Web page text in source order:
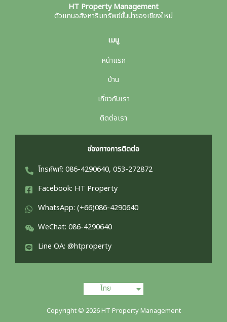
HT Property Management
ตัวแทนอสังหาริมทรัพย์ชั้นนำของเชียงใหม่
เมนู
หน้าแรก
บ้าน
เกี่ยวกับเรา
ติดต่อเรา
ช่องทางการติดต่อ
โทรศัพท์: 086-4290640, 053-272872
Facebook: HT Property
WhatsApp: (+66)086-4290640
WeChat: 086-4290640
Line OA: @htproperty
ไทย
中文 (中国)
Copyright © 2026 HT Property Management